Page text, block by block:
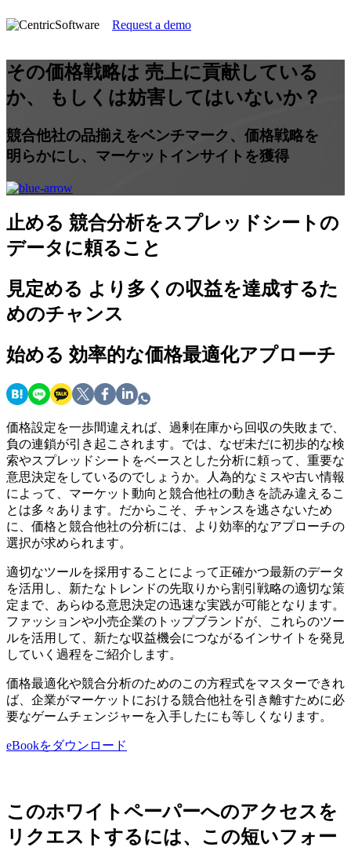
Request a demo
その価格戦略は 売上に貢献している
か、 もしくは妨害してはいないか？
競合他社の品揃えをベンチマーク、価格戦略を
明らかにし、マーケットインサイトを獲得
止める 競合分析をスプレッドシートの
データに頼ること
見定める より多くの収益を達成するた
めのチャンス
始める 効率的な価格最適化アプローチ
価格設定を一歩間違えれば、過剰在庫から回収の失敗まで、
負の連鎖が引き起こされます。では、なぜ未だに初歩的な検
索やスプレッドシートをベースとした分析に頼って、重要な
意思決定をしているのでしょうか。人為的なミスや古い情報
によって、マーケット動向と競合他社の動きを読み違えるこ
とは多々あります。だからこそ、チャンスを逃さないため
に、価格と競合他社の分析には、より効率的なアプローチの
選択が求められます。
適切なツールを採用することによって正確かつ最新のデータ
を活用し、新たなトレンドの先取りから割引戦略の適切な策
定まで、あらゆる意思決定の迅速な実践が可能となります。
ファッションや小売企業のトップブランドが、これらのツー
ルを活用して、新たな収益機会につながるインサイトを発見
していく過程をご紹介します。
価格最適化や競合分析のためのこの方程式をマスターできれ
ば、企業がマーケットにおける競合他社を引き離すために必
要なゲームチェンジャーを入手したにも等しくなります。
eBookをダウンロード
このホワイトペーパーへのアクセスを
リクエストするには、この短いフォー